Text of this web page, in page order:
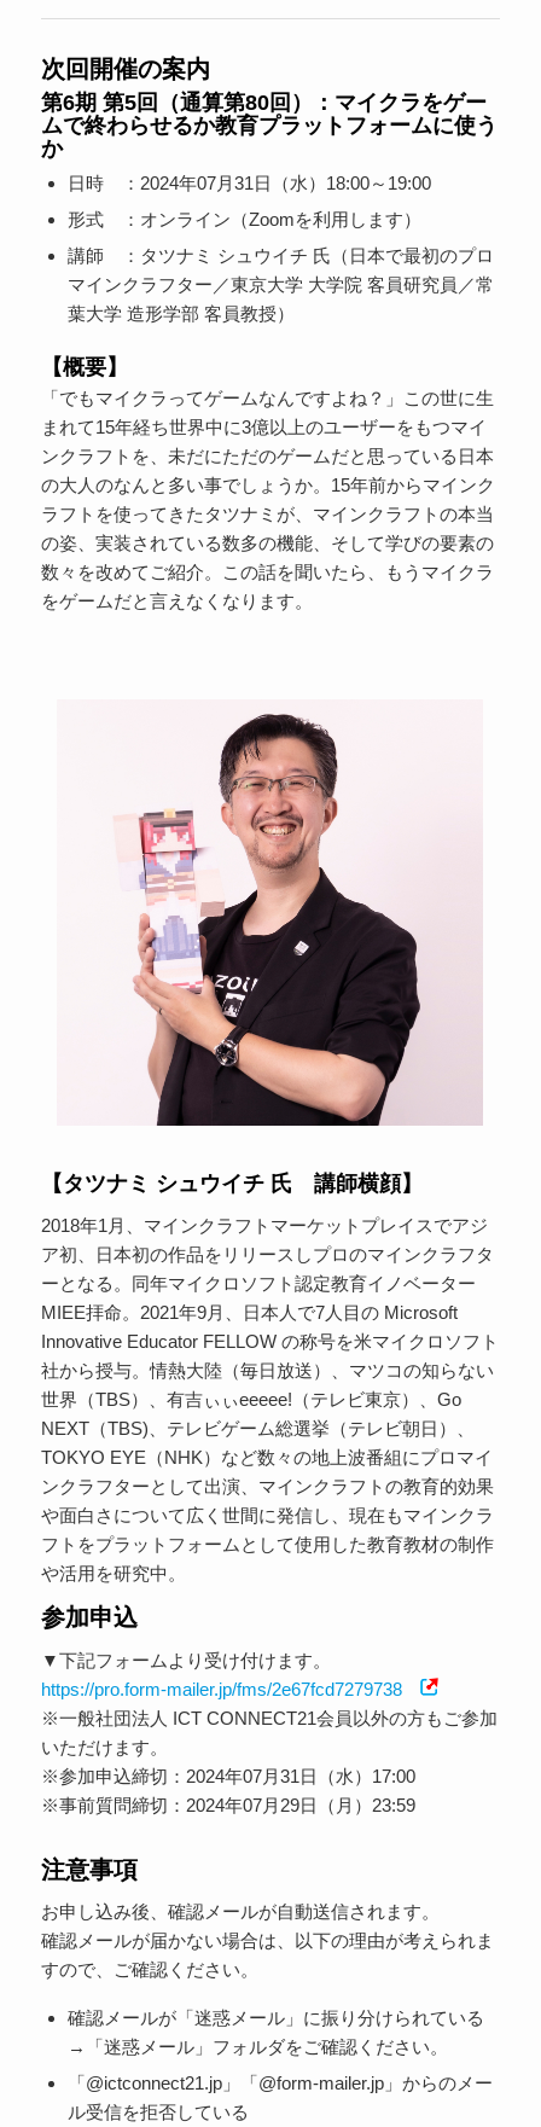
次回開催の案内
第6期 第5回（通算第80回）：マイクラをゲー
ムで終わらせるか教育プラットフォームに使う
か
日時 ：2024年07月31日（水）18:00～19:00
形式 ：オンライン（Zoomを利用します）
講師 ：タツナミ シュウイチ 氏（日本で最初のプロ
マインクラフター／東京大学 大学院 客員研究員／常
葉大学 造形学部 客員教授）
【概要】
「でもマイクラってゲームなんですよね？」この世に生
まれて15年経ち世界中に3億以上のユーザーをもつマイ
ンクラフトを、未だにただのゲームだと思っている日本
の大人のなんと多い事でしょうか。15年前からマインク
ラフトを使ってきたタツナミが、マインクラフトの本当
の姿、実装されている数多の機能、そして学びの要素の
数々を改めてご紹介。この話を聞いたら、もうマイクラ
をゲームだと言えなくなります。
【タツナミ シュウイチ 氏 講師横顔】
2018年1月、マインクラフトマーケットプレイスでアジ
ア初、日本初の作品をリリースしプロのマインクラフタ
ーとなる。同年マイクロソフト認定教育イノベーター
MIEE拝命。2021年9月、日本人で7人目の Microsoft
Innovative Educator FELLOW の称号を米マイクロソフト
社から授与。情熱大陸（毎日放送）、マツコの知らない
世界（TBS）、有吉ぃぃeeeee!（テレビ東京）、Go
NEXT（TBS)、テレビゲーム総選挙（テレビ朝日）、
TOKYO EYE（NHK）など数々の地上波番組にプロマイ
ンクラフターとして出演、マインクラフトの教育的効果
や面白さについて広く世間に発信し、現在もマインクラ
フトをプラットフォームとして使用した教育教材の制作
や活用を研究中。
参加申込
▼下記フォームより受け付けます。
https://pro.form-mailer.jp/fms/2e67fcd7279738
※一般社団法人 ICT CONNECT21会員以外の方もご参加
いただけます。
※参加申込締切：2024年07月31日（水）17:00
※事前質問締切：2024年07月29日（月）23:59
注意事項
お申し込み後、確認メールが自動送信されます。
確認メールが届かない場合は、以下の理由が考えられま
すので、ご確認ください。
確認メールが「迷惑メール」に振り分けられている
→「迷惑メール」フォルダをご確認ください。
「@ictconnect21.jp」「@form-mailer.jp」からのメー
ル受信を拒否している